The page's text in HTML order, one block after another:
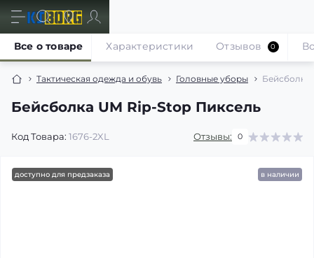
Тактическая одежда и обувь Головные уборы Бейсболка
Бейсболка UM Rip-Stop Пиксель
Код Товара: 1676-2XL Отзывы: 0
Все о товаре Характеристики Отзывов 0
доступно для предзаказа в наличии